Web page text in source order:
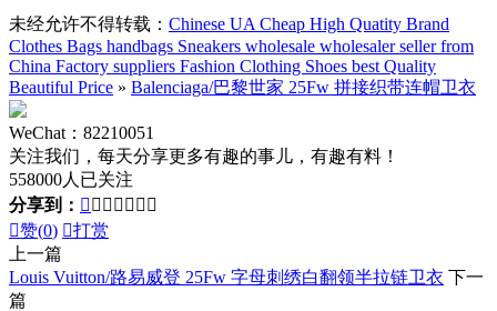
未经允许不得转载： Chinese UA Cheap High Quatity Brand
Clothes Bags handbags Sneakers wholesale wholesaler seller from
China Factory suppliers Fashion Clothing Shoes best Quality
Beautiful Price » Balenciaga/巴黎世家 25Fw 拼接织带连帽卫衣
WeChat：82210051
关注我们，每天分享更多有趣的事儿，有趣有料！
558000人已关注
分享到：       
赞(0) 打赏
上一篇
Louis Vuitton/路易威登 25Fw 字母刺绣白翻领半拉链卫衣 下一
篇